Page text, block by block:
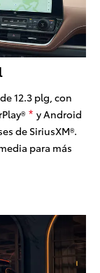
12.3 plg, con
* y Android
de SiriusXM®.
para más